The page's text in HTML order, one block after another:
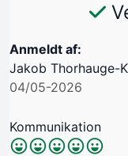
Anmeldt af:
Jakob Thorhauge-
04/05-2026
Kommunikation